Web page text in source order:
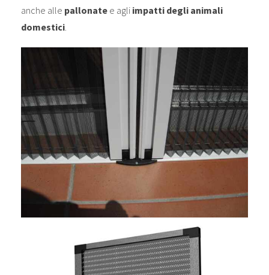
anche alle pallonatee agli impatti degli animali
domestici.